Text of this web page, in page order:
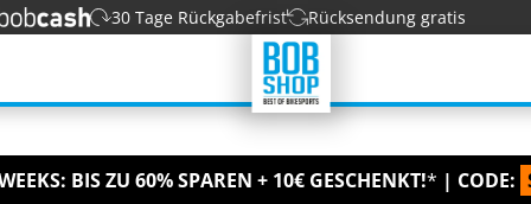
30 Tage Rückgabefrist Rücksendung gratis
BIS ZU 60% SPAREN + 10€ GESCHENKT!* | CODE: